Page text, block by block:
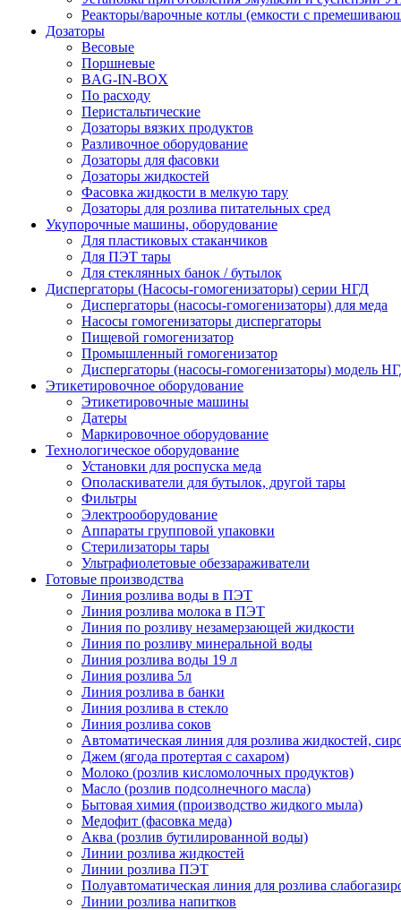
Реакторы/варочные котлы (емкости с
Дозаторы
Весовые
Поршневые
BAG-IN-BOX
По расходу
Перистальтические
Дозаторы вязких продуктов
Разливочное оборудование
Дозаторы для фасовки
Дозаторы жидкостей
Фасовка жидкости в мелкую тару
Дозаторы для розлива питательных сред
Укупорочные машины, оборудование
Для пластиковых стаканчиков
Для ПЭТ тары
Для стеклянных банок / бутылок
Диспергаторы (Насосы-гомогенизаторы) серии НГД
Диспергаторы (насосы-гомогенизаторы) для меда
Насосы гомогенизаторы диспергаторы
Пищевой гомогенизатор
Промышленный гомогенизатор
Диспергаторы (насосы-гомогенизаторы) модель
Этикетировочное оборудование
Этикетировочные машины
Датеры
Маркировочное оборудование
Технологическое оборудование
Установки для роспуска меда
Ополаскиватели для бутылок, другой тары
Фильтры
Электрооборудование
Аппараты групповой упаковки
Стерилизаторы тары
Ультрафиолетовые обеззараживатели
Готовые производства
Линия розлива воды в ПЭТ
Линия розлива молока в ПЭТ
Линия по розливу незамерзающей жидкости
Линия по розливу минеральной воды
Линия розлива воды 19 л
Линия розлива 5л
Линия розлива в банки
Линия розлива в стекло
Линия розлива соков
Автоматическая линия для розлива жидкостей,
Джем (ягода протертая с сахаром)
Молоко (розлив кисломолочных продуктов)
Масло (розлив подсолнечного масла)
Бытовая химия (производство жидкого мыла)
Медофит (фасовка меда)
Аква (розлив бутилированной воды)
Линии розлива жидкостей
Линии розлива ПЭТ
Полуавтоматическая линия для розлива
Линии розлива напитков